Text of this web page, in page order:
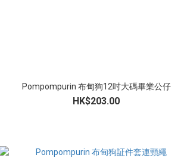
Pompompurin 布甸狗12吋大碼畢業公仔
HK$203.00